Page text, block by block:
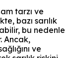
tarzı ve
bazı sarılık
bu nedenle
Ancak,
ve